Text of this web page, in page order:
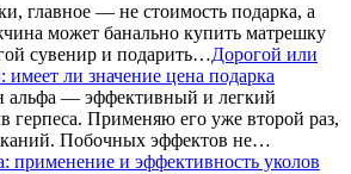
главное — не стоимость подарка, а
может банально купить матрешку
сувенир и подарить…Дорогой или
имеет ли значение цена подарка
альфа — эффективный и легкий
герпеса. Применяю его уже второй раз,
Побочных эффектов не…
применение и эффективность уколов